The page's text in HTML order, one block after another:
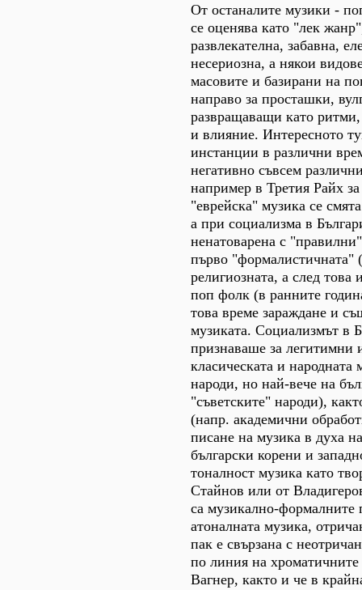
От останалите музики -
се оценява като "лек
развлекателна, забавна,
несериозна, а някои
масовите и базирани на
направо за просташки,
развращаващи като
и влияние. Интересното
инстанции в различни
негативно съвсем
например в Третия Райх
"еврейска" музика се
а при социализма в
ненатоварена с
първо "формалистичната"
религиозната, а след това
поп фолк (в ранните
това време зараждане и
музиката. Социализмът в
признаваше за легитимни
класическата и
народи, но най-вече на
"съветските" народи),
(напр. академични
писане на музика в духа
български корени и
тоналност музика като
Стайнов или от
са музикално-формалните
атоналната музика,
пак е свързана с
по линия на
Вагнер, както и че в